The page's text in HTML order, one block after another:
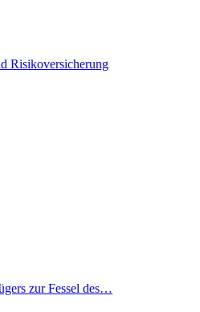
Risikoversicherung
zur Fessel des…